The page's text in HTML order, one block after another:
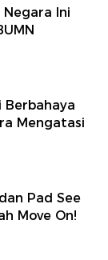
Ini
Berbahaya
Mengatasi
Pad See
Move On!